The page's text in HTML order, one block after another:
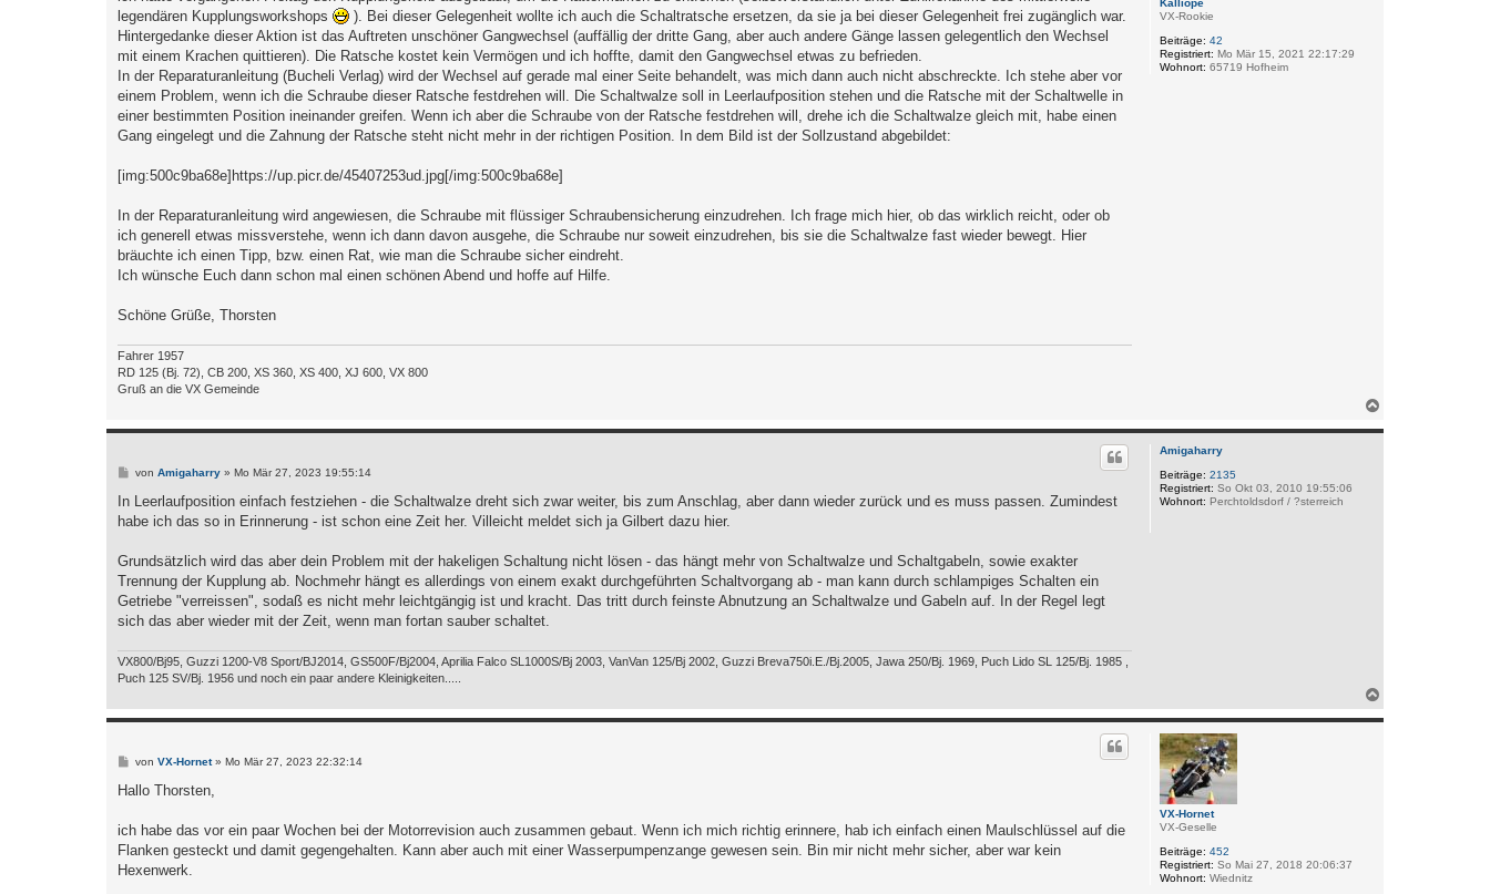
VX-Rookie
Beiträge: 42
Registriert: Mo Mär 15, 2021 22:17:29
Wohnort: 65719 Hofheim
a
g
legendären Kupplungsworkshops
). Bei dieser Gelegenheit wollte ich auch die Schaltratsche ersetzen, da sie ja bei dieser Gelegenheit frei zugänglich war.
Hintergedanke dieser Aktion ist das Auftreten unschöner Gangwechsel (auffällig der dritte Gang, aber auch andere Gänge lassen gelegentlich den Wechsel
mit einem Krachen quittieren). Die Ratsche kostet kein Vermögen und ich hoffte, damit den Gangwechsel etwas zu befrieden.
In der Reparaturanleitung (Bucheli Verlag) wird der Wechsel auf gerade mal einer Seite behandelt, was mich dann auch nicht abschreckte. Ich stehe aber vor
einem Problem, wenn ich die Schraube dieser Ratsche festdrehen will. Die Schaltwalze soll in Leerlaufposition stehen und die Ratsche mit der Schaltwelle in
einer bestimmten Position ineinander greifen. Wenn ich aber die Schraube von der Ratsche festdrehen will, drehe ich die Schaltwalze gleich mit, habe einen
Gang eingelegt und die Zahnung der Ratsche steht nicht mehr in der richtigen Position. In dem Bild ist der Sollzustand abgebildet:
[img:500c9ba68e]https://up.picr.de/45407253ud.jpg[/img:500c9ba68e]
In der Reparaturanleitung wird angewiesen, die Schraube mit flüssiger Schraubensicherung einzudrehen. Ich frage mich hier, ob das wirklich reicht, oder ob
ich generell etwas missverstehe, wenn ich dann davon ausgehe, die Schraube nur soweit einzudrehen, bis sie die Schaltwalze fast wieder bewegt. Hier
bräuchte ich einen Tipp, bzw. einen Rat, wie man die Schraube sicher eindreht.
Ich wünsche Euch dann schon mal einen schönen Abend und hoffe auf Hilfe.
Schöne Grüße, Thorsten
Fahrer 1957
RD 125 (Bj. 72), CB 200, XS 360, XS 400, XJ 600, VX 800
Gruß an die VX Gemeinde
c
Amigaharry
Beiträge: 2135
Registriert: So Okt 03, 2010 19:55:06
Wohnort: Perchtoldsdorf / ?sterreich
B
r
von Amigaharry» Mo Mär 27, 2023 19:55:14
In Leerlaufposition einfach festziehen - die Schaltwalze dreht sich zwar weiter, bis zum Anschlag, aber dann wieder zurück und es muss passen. Zumindest
habe ich das so in Erinnerung - ist schon eine Zeit her. Villeicht meldet sich ja Gilbert dazu hier.
Grundsätzlich wird das aber dein Problem mit der hakeligen Schaltung nicht lösen - das hängt mehr von Schaltwalze und Schaltgabeln, sowie exakter
Trennung der Kupplung ab. Nochmehr hängt es allerdings von einem exakt durchgeführten Schaltvorgang ab - man kann durch schlampiges Schalten ein
Getriebe "verreissen", sodaß es nicht mehr leichtgängig ist und kracht. Das tritt durch feinste Abnutzung an Schaltwalze und Gabeln auf. In der Regel legt
sich das aber wieder mit der Zeit, wenn man fortan sauber schaltet.
VX800/Bj95, Guzzi 1200-V8 Sport/BJ2014, GS500F/Bj2004, Aprilia Falco SL1000S/Bj 2003, VanVan 125/Bj 2002, Guzzi Breva750i.E./Bj.2005, Jawa 250/Bj. 1969, Puch Lido SL 125/Bj. 1985 ,
Puch 125 SV/Bj. 1956 und noch ein paar andere Kleinigkeiten.....
a
c
VX-Hornet
VX-Geselle
Beiträge: 452
Registriert: So Mai 27, 2018 20:06:37
Wohnort: Wiednitz
B
i
a
von VX-Hornet» Mo Mär 27, 2023 22:32:14
Hallo Thorsten,
ich habe das vor ein paar Wochen bei der Motorrevision auch zusammen gebaut. Wenn ich mich richtig erinnere, hab ich einfach einen Maulschlüssel auf die
Flanken gesteckt und damit gegengehalten. Kann aber auch mit einer Wasserpumpenzange gewesen sein. Bin mir nicht mehr sicher, aber war kein
Hexenwerk.